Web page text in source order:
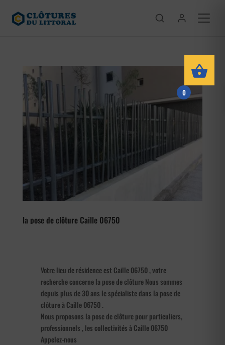
la pose de clôture Caille 06750
Votre lieu de résidence est Caille 06750 , votre
recherche concerne la pose de clôture Nous sommes
depuis plus de 30 ans le spécialiste dans la pose de
clôture à Caille 06750 .
Nous proposons la pose de clôture pour particuliers,
professionnels , les collectivités à Caille 06750
Appelez-nous
0